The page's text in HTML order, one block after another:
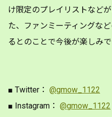
け限定のプレイリストなど
た、ファンミーティングな
るとのことで今後が楽しみ
■ Twitter： @gmow_1122
■ Instagram： @gmow_1122